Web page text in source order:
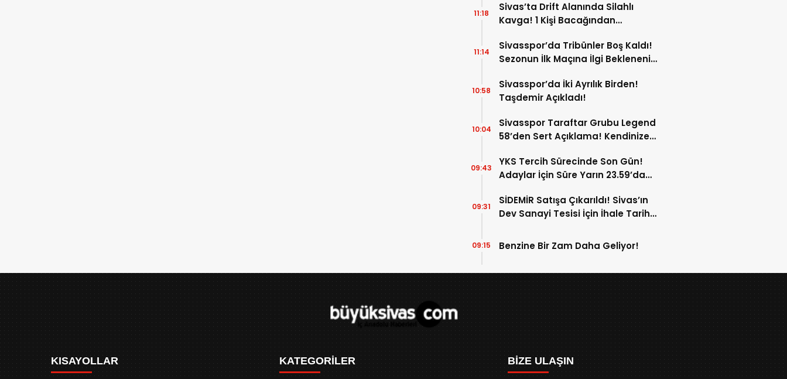
Sivas’ta Drift Alanında Silahlı
Kavga! 1 Kişi Bacağından
11:18
Sivasspor’da Tribünler Boş Kaldı!
Sezonun İlk Maçına İlgi Beklenenin
11:14
Sivasspor’da İki Ayrılık Birden!
Taşdemir Açıkladı!
10:58
Sivasspor Taraftar Grubu Legend
58’den Sert Açıklama! Kendinize
10:04
YKS Tercih Sürecinde Son Gün!
Adaylar İçin Süre Yarın 23.59’da
09:43
SİDEMİR Satışa Çıkarıldı! Sivas’ın
Dev Sanayi Tesisi İçin İhale Tarihi
09:31
Benzine Bir Zam Daha Geliyor!
09:15
KISAYOLLAR KATEGORİLER BİZE ULAŞIN